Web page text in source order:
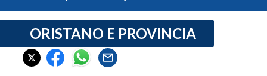
CRONACA SARDEGNA
CAGLIARI
ORISTANO E PROVINCIA